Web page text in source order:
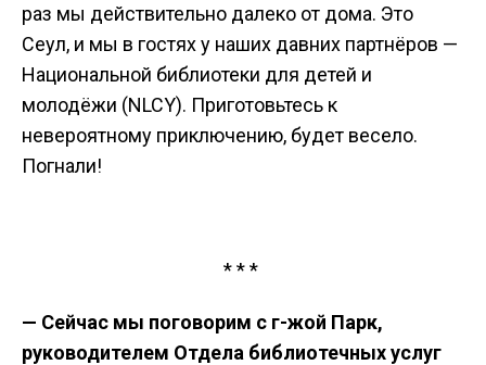
раз мы действительно далеко от дома. Это
Сеул, и мы в гостях у наших давних партнёров —
Национальной библиотеки для детей и
молодёжи (NLCY). Приготовьтесь к
невероятному приключению, будет весело.
Погнали!
* * *
— Сейчас мы поговорим с г-жой Парк,
руководителем Отдела библиотечных услуг